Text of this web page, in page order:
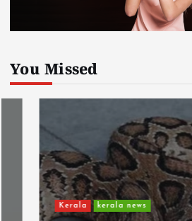
You Missed
Kerala kerala news